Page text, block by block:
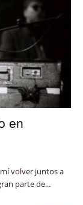
en
mí volver juntos a
parte de...